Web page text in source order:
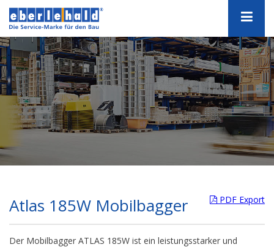
PDF Export
Atlas 185W Mobilbagger
Der Mobilbagger ATLAS 185W ist ein leistungsstarker und